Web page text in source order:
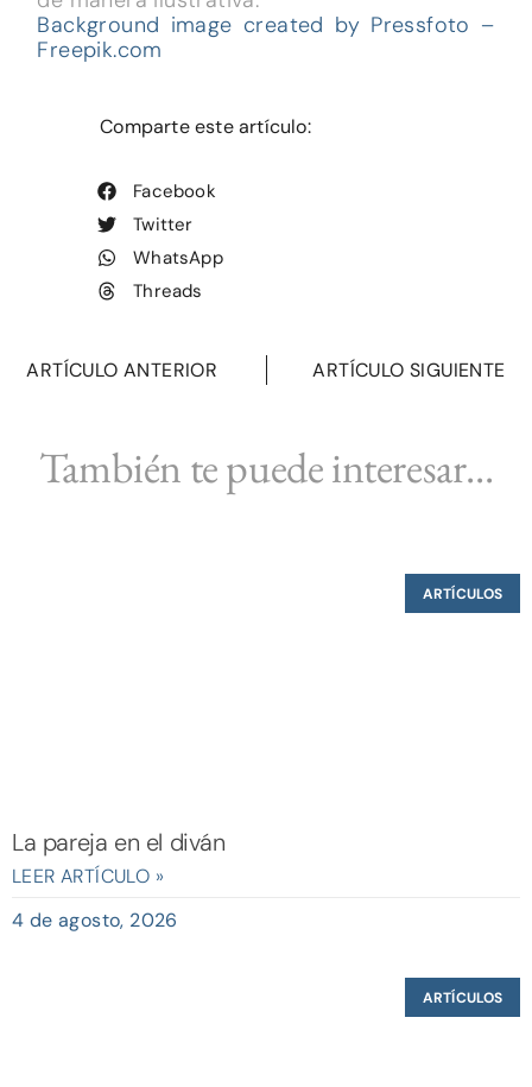
Background image created by Pressfoto –
Freepik.com
Comparte este artículo:
Facebook
Twitter
WhatsApp
Threads
ARTÍCULO ANTERIOR ARTÍCULO SIGUIENTE
También te puede interesar...
ARTÍCULOS
La pareja en el diván
LEER ARTÍCULO »
4 de agosto, 2026
ARTÍCULOS